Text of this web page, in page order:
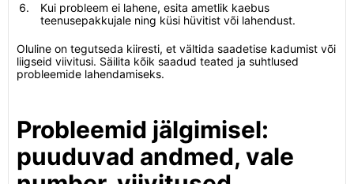
Kui probleem ei lahene, esita ametlik kaebus
teenusepakkujale ning küsi hüvitist või lahendust.
Oluline on tegutseda kiiresti, et vältida saadetise kadumist või
liigseid viivitusi. Säilita kõik saadud teated ja suhtlused
probleemide lahendamiseks.
Probleemid jälgimisel:
puuduvad andmed, vale